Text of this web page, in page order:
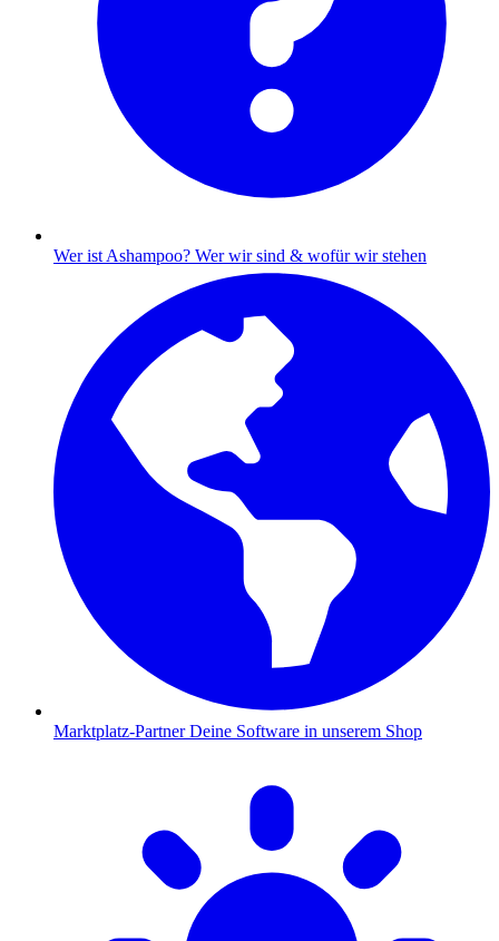
Wer ist Ashampoo? Wer wir sind & wofür wir stehen
Marktplatz-Partner Deine Software in unserem Shop